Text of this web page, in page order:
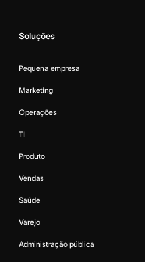
Soluções
Pequena empresa
Marketing
Operações
TI
Produto
Vendas
Saúde
Varejo
Administração pública